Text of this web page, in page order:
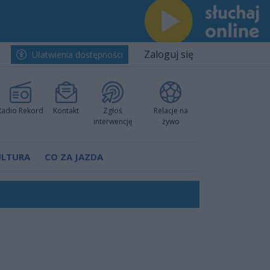
Ułatwienia dostępności Zaloguj się
Rekord Kontakt
Zgłoś
interwencję
Relacje na
żywo
CO ZA JAZDA